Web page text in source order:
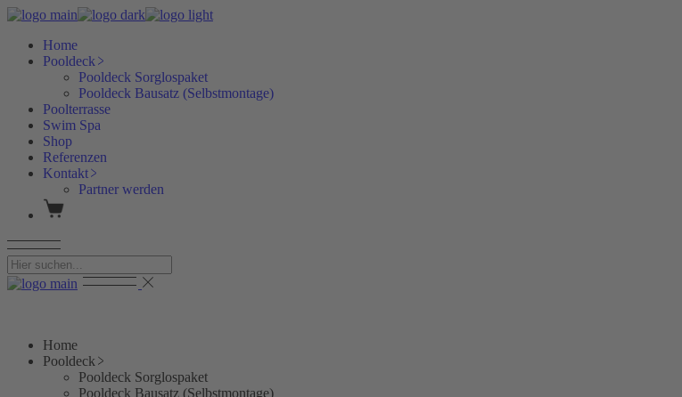
Skip
content
Home
Pooldeck
Pooldeck Sorglospaket
Pooldeck Bausatz (Selbstmontage)
Poolterrasse
Swim Spa
Shop
Referenzen
Kontakt
Partner werden
Home
Pooldeck
Pooldeck Sorglospaket
Pooldeck Bausatz (Selbstmontage)